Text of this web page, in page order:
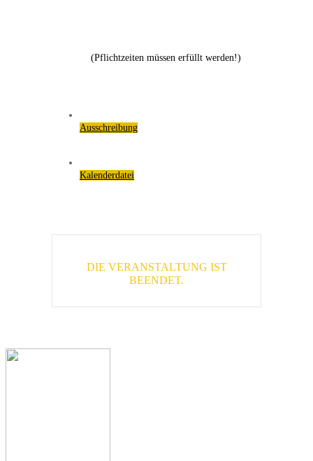
(Pflichtzeiten müssen erfüllt werden!)
Ausschreibung
Kalenderdatei
DIE VERANSTALTUNG IST
BEENDET.